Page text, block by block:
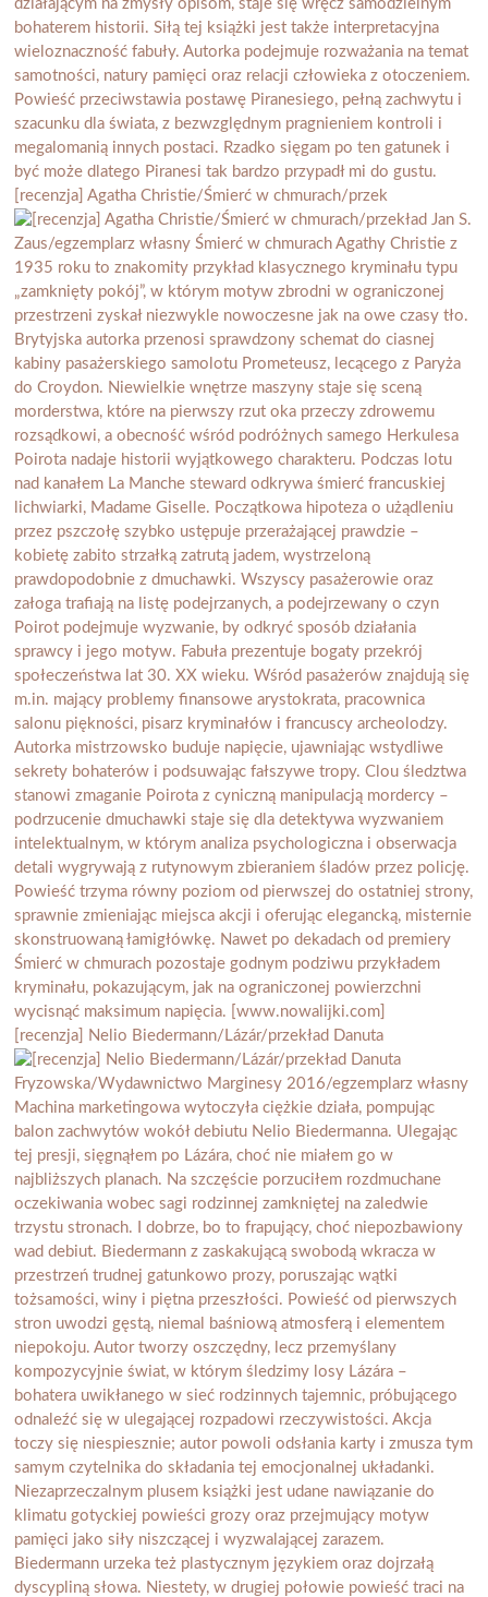
[recenzja] Agatha Christie/Śmierć w chmurach/przek
[recenzja] Nelio Biedermann/Lázár/przekład Danuta